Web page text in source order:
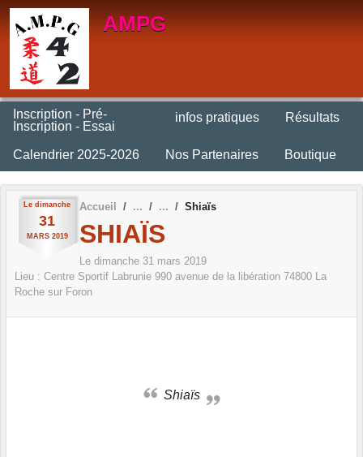
AMPG
Inscription - Pré-
Inscription - Essai
infos pratiques Résultats
Calendrier 2025-2026 Nos Partenaires Boutique
Le dimanche
31
MARS 2019
Accueil Shiaïs
SHIAÏS
Le dimanche 31 mars 2019
Lieu : Centre Sportif Labrunie 990 avenue de la libération 74800 La
Roche sur Foron
Shiaïs
Panneau de gestion des cookies